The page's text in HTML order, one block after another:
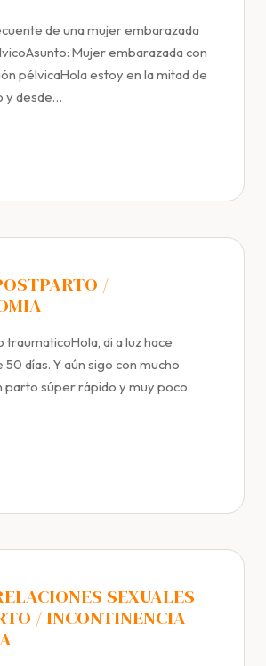
de una mujer embarazada
Mujer embarazada con
pélvicaHola estoy en la mitad de
y desde…
/
traumaticoHola, di a luz hace
días. Y aún sigo con mucho
parto súper rápido y muy poco
SEXUALES
/ INCONTINENCIA